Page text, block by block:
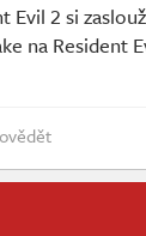
Evil 2 si
na Resident